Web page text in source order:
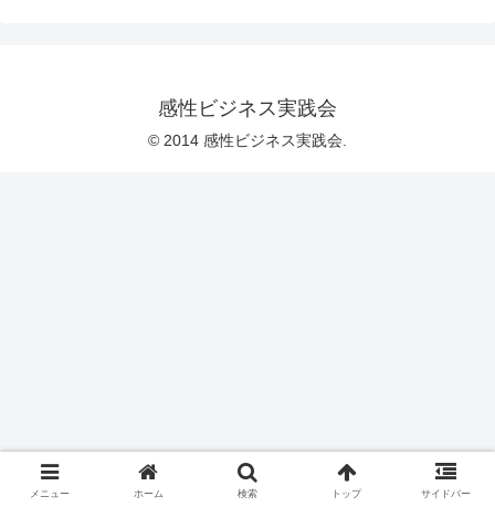
感性ビジネス実践会
© 2014 感性ビジネス実践会.
メニュー ホーム 検索 トップ サイドバー